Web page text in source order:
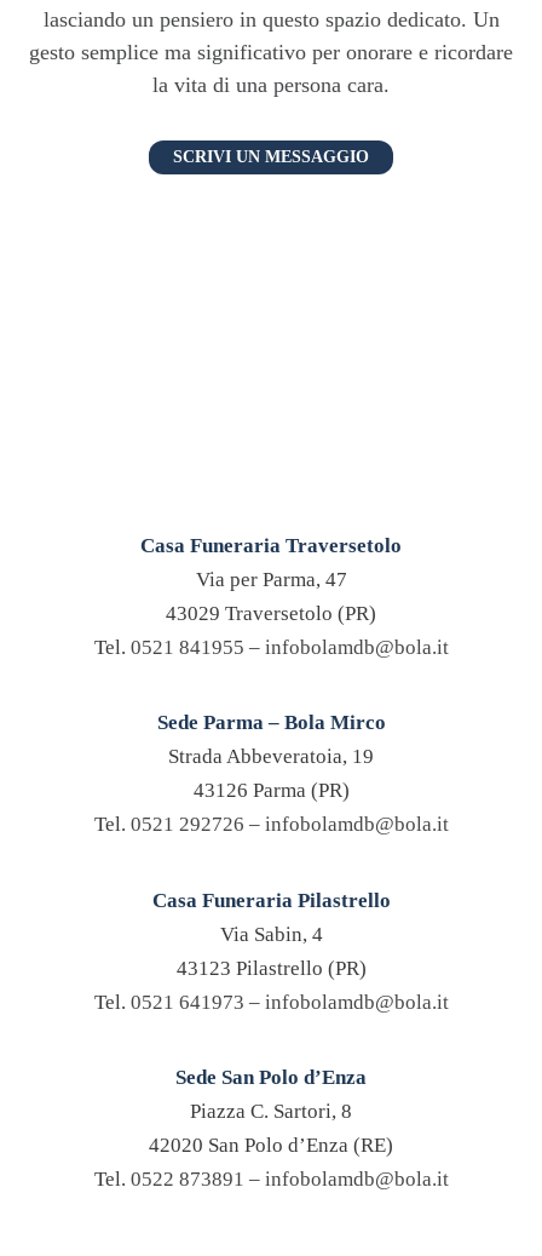
lasciando un pensiero in questo spazio dedicato. Un
gesto semplice ma significativo per onorare e ricordare
la vita di una persona cara.
SCRIVI UN MESSAGGIO
Casa Funeraria Traversetolo
Via per Parma, 47
43029 Traversetolo (PR)
Tel. 0521 841955 – infobolamdb@bola.it
Sede Parma – Bola Mirco
Strada Abbeveratoia, 19
43126 Parma (PR)
Tel. 0521 292726 – infobolamdb@bola.it
Casa Funeraria Pilastrello
Via Sabin, 4
43123 Pilastrello (PR)
Tel. 0521 641973 – infobolamdb@bola.it
Sede San Polo d’Enza
Piazza C. Sartori, 8
42020 San Polo d’Enza (RE)
Tel. 0522 873891 – infobolamdb@bola.it